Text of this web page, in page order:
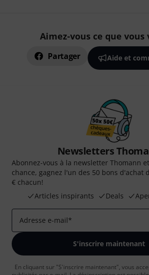
Aimez-vous ce que vous
Partager Aide et
Newsletters
Abonnez-vous à la newsletter Thomann
chance, gagnez l'un des 50 bons d'achat
€ chacun!
Articles inspirants
Deals
Adresse e-mail*
S'inscrire maintenant
En cliquant sur "S'inscrire maintenant", vous